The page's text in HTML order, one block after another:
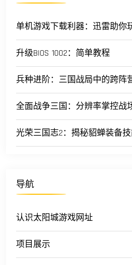
单机游戏下载利器：迅雷助你
升级BIOS 1002：简单教程
兵种进阶：三国战局中的跨阵
全面战争三国：分辨率掌控战
光荣三国志2：揭秘貂蝉装备
导航
认识太阳城游戏网址
项目展示